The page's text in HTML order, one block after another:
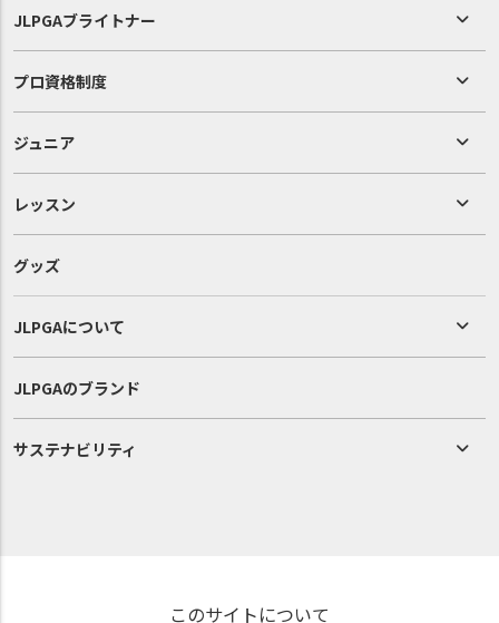
JLPGAブライトナー
プロ資格制度
ジュニア
レッスン
グッズ
JLPGAについて
JLPGAのブランド
サステナビリティ
このサイトについて